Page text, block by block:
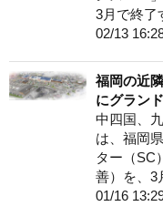
3月で終了
02/13
福岡の近
にグラン
中四国、
は、福岡
ター（SC
善）を、3
01/16